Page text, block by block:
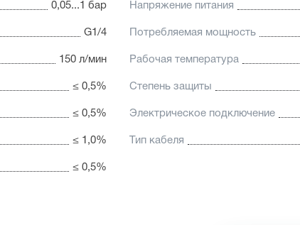
0,05...1 бар Напряжение питания
G1/4 Потребляемая мощность
150 л/мин Рабочая температура
≤ 0,5% Степень защиты
≤ 0,5% Электрическое подключение
≤ 1,0% Тип кабеля
≤ 0,5%